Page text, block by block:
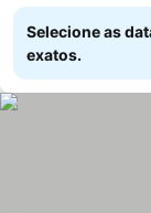
Selecione as
exatos.